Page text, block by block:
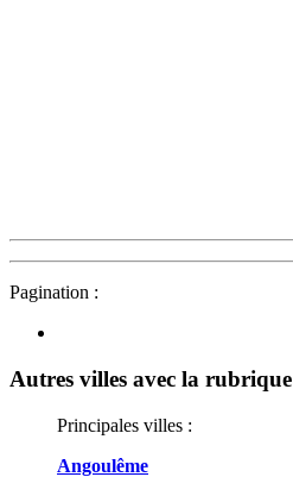
Pagination :
Autres villes avec la rubrique
Principales villes :
Angoulême